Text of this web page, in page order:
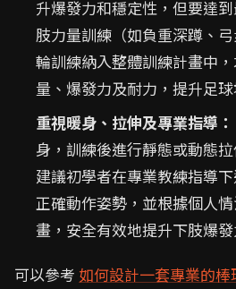
升爆發力和穩定性，但要達
肢力量訓練（如負重深蹲、
輪訓練納入整體訓練計畫中
量、爆發力及耐力，提升足球
重視暖身、拉伸及專業指導：
身，訓練後進行靜態或動態
建議初學者在專業教練指導
正確動作姿勢，並根據個人
畫，安全有效地提升下肢爆發
可以參考 如何設計一套專業的